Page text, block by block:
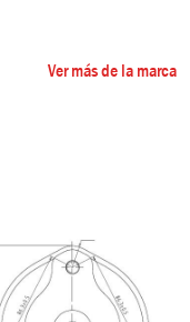
Ver más de la marca